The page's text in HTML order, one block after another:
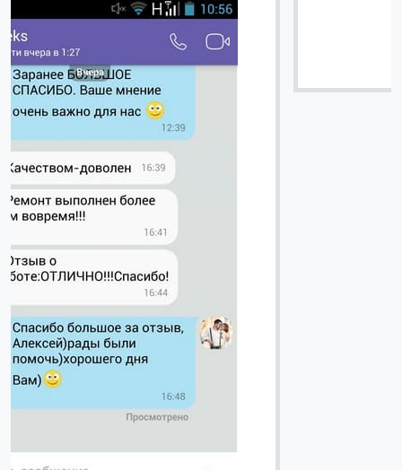
Вячеслав